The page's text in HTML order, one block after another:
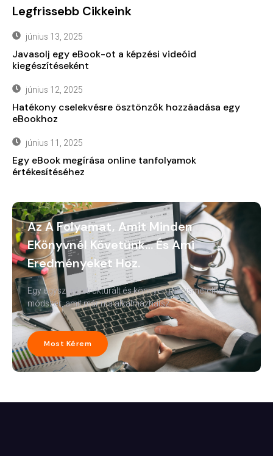
Legfrissebb Cikkeink
június 13, 2025
Javasolj egy eBook-ot a képzési videóid
kiegészítéseként
június 12, 2025
Hatékony cselekvésre ösztönzők hozzáadása egy
eBookhoz
június 11, 2025
Egy eBook megírása online tanfolyamok
értékesítéséhez
Az A Folyamat, Amit Minden
EKönyvnél Követünk… És Ami
Eredményeket Hoz.
Egy egyszerű, strukturált és könnyen megismételhető
módszer, amit már ma alkalmazhatsz.
Most Kérem